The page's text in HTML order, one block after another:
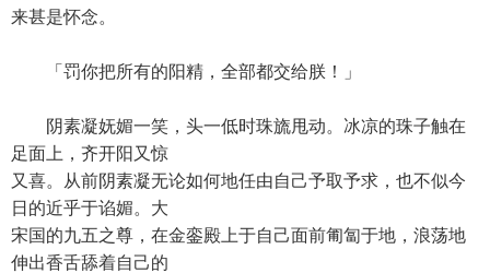
来甚是怀念。
「罚你把所有的阳精，全部都交给朕！」
阴素凝妩媚一笑，头一低时珠旒甩动。冰凉的珠子触在
足面上，齐开阳又惊
又喜。从前阴素凝无论如何地任由自己予取予求，也不似今
日的近乎于谄媚。大
宋国的九五之尊，在金銮殿上于自己面前匍匐于地，浪荡地
伸出香舌舔着自己的